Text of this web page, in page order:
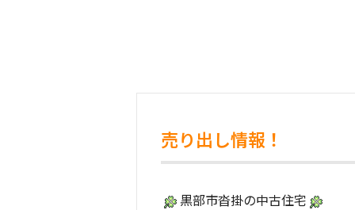
売り出し情報！
黒部市沓掛の中古住宅